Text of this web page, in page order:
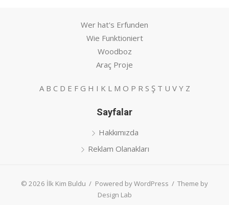
Wer hat's Erfunden
Wie Funktioniert
Woodboz
Araç Proje
A B C D E F G H I K L M O P R S Ş T U V Y Z
Sayfalar
Hakkımızda
Reklam Olanakları
© 2026 İlk Kim Buldu / Powered by WordPress / Theme by
Design Lab